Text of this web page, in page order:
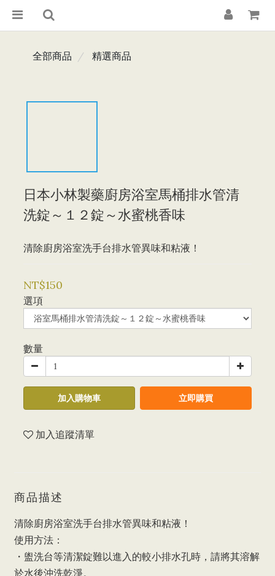
全部商品 精選商品
日本小林製藥廚房浴室馬桶排水管清
洗錠～１２錠～水蜜桃香味
清除廚房浴室洗手台排水管異味和粘液！
NT$150
選項
數量
加入購物車 立即購買
加入追蹤清單
商品描述
清除廚房浴室洗手台排水管異味和粘液！
使用方法：
・盥洗台等清潔錠難以進入的較小排水孔時，請將其溶解
於水後沖洗乾淨。